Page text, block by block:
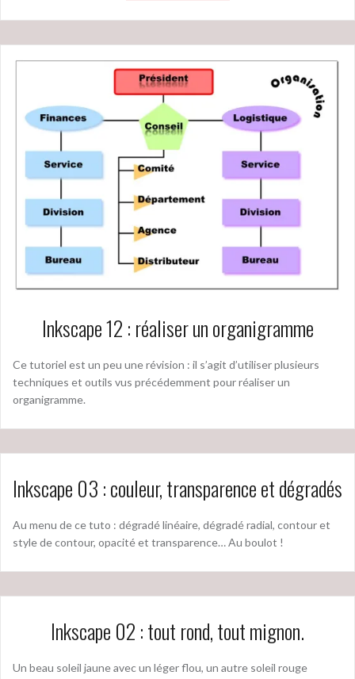
Inkscape 12 : réaliser un organigramme
Ce tutoriel est un peu une révision : il s’agit d’utiliser plusieurs
techniques et outils vus précédemment pour réaliser un
organigramme.
Inkscape 03 : couleur, transparence et dégradés
Au menu de ce tuto : dégradé linéaire, dégradé radial, contour et
style de contour, opacité et transparence… Au boulot !
Inkscape 02 : tout rond, tout mignon.
Un beau soleil jaune avec un léger flou, un autre soleil rouge